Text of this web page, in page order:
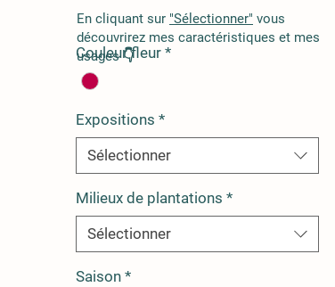
Couleur fleur *
Expositions *
Sélectionner
Milieux de plantations *
Sélectionner
Saison *
En cliquant sur "Sélectionner" vous
découvrirez mes caractéristiques et mes
usages 👇